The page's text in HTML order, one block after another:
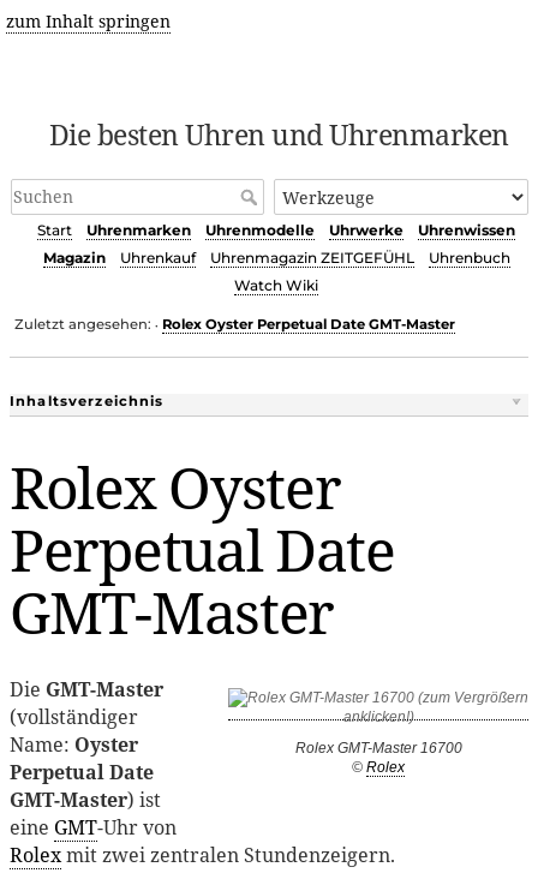
zum Inhalt springen
Die besten Uhren und Uhrenmarken
Start Uhrenmarken Uhrenmodelle Uhrwerke
Uhrenwissen
Magazin
Uhrenkauf Uhrenmagazin ZEITGEFÜHL
Uhrenbuch
Watch Wiki
Zuletzt angesehen: • Rolex Oyster Perpetual Date GMT-Master
Inhaltsverzeichnis
Rolex Oyster
Perpetual Date
GMT-Master
Rolex GMT-Master 16700
© Rolex
Die GMT-Master
(vollständiger
Name: Oyster
Perpetual Date
GMT-Master) ist
eine GMT-Uhr von
Rolexmit zwei zentralen Stundenzeigern.